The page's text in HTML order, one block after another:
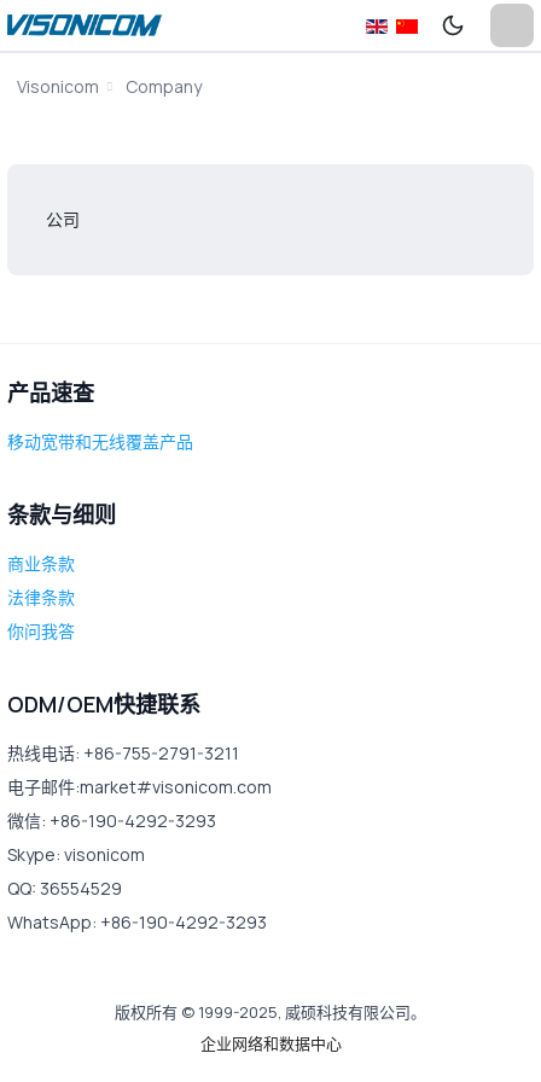
Visonicom Company
公司
产品速查
移动宽带和无线覆盖产品
条款与细则
商业条款
法律条款
你问我答
ODM/OEM快捷联系
热线电话: +86-755-2791-3211
电子邮件:market#visonicom.com
微信: +86-190-4292-3293
Skype: visonicom
QQ: 36554529
WhatsApp: +86-190-4292-3293
版权所有 © 1999-2025, 威硕科技有限公司。
企业网络和数据中心